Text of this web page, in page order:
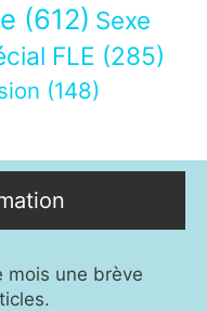
(612) Sexe
FLE (285)
(148)
mois une brève